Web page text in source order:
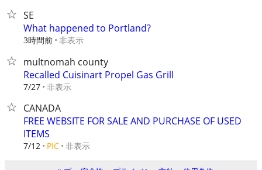
SE
What happened to Portland?
3時間前 非表示
multnomah county
Recalled Cuisinart Propel Gas Grill
7/27 非表示
CANADA
FREE WEBSITE FOR SALE AND PURCHASE OF USED
ITEMS
7/12 PIC 非表示